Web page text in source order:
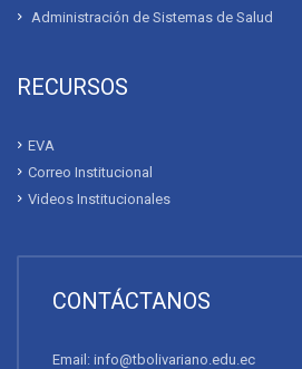
Administración de Sistemas de Salud
RECURSOS
EVA
Correo Institucional
Videos Institucionales
CONTÁCTANOS
Email: info@tbolivariano.edu.ec